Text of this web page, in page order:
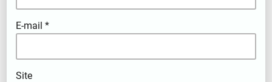
E-mail*
Site